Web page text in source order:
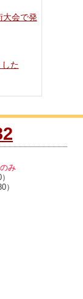
大会で発
た
み
）